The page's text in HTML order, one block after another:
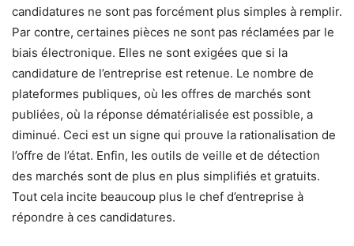
candidatures ne sont pas forcément plus simples à remplir.
Par contre, certaines pièces ne sont pas réclamées par le
biais électronique. Elles ne sont exigées que si la
candidature de l’entreprise est retenue. Le nombre de
plateformes publiques, où les offres de marchés sont
publiées, où la réponse dématérialisée est possible, a
diminué. Ceci est un signe qui prouve la rationalisation de
l’offre de l’état. Enfin, les outils de veille et de détection
des marchés sont de plus en plus simplifiés et gratuits.
Tout cela incite beaucoup plus le chef d’entreprise à
répondre à ces candidatures.